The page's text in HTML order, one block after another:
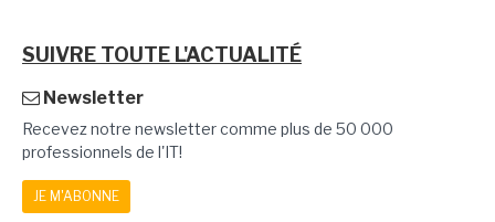
SUIVRE TOUTE L'ACTUALITÉ
Newsletter
Recevez notre newsletter comme plus de 50 000
professionnels de l'IT!
JE M'ABONNE